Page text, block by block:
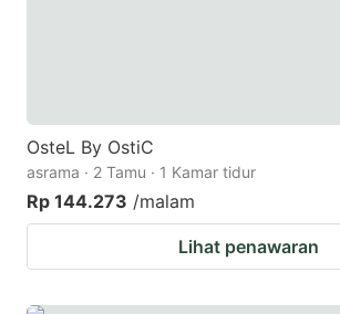
OsteL By OstiC
asrama · 2 Tamu · 1 Kamar tidur
Rp 144.273 /malam
Lihat penawaran